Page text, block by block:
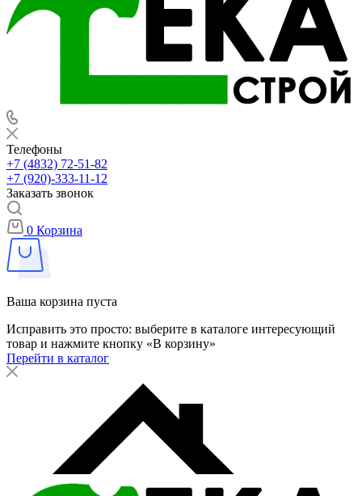
Телефоны
+7 (4832) 72-51-82
+7 (920)-333-11-12
Заказать звонок
0 Корзина
Ваша корзина пуста
Исправить это просто: выберите в каталоге интересующий
товар и нажмите кнопку «В корзину»
Перейти в каталог